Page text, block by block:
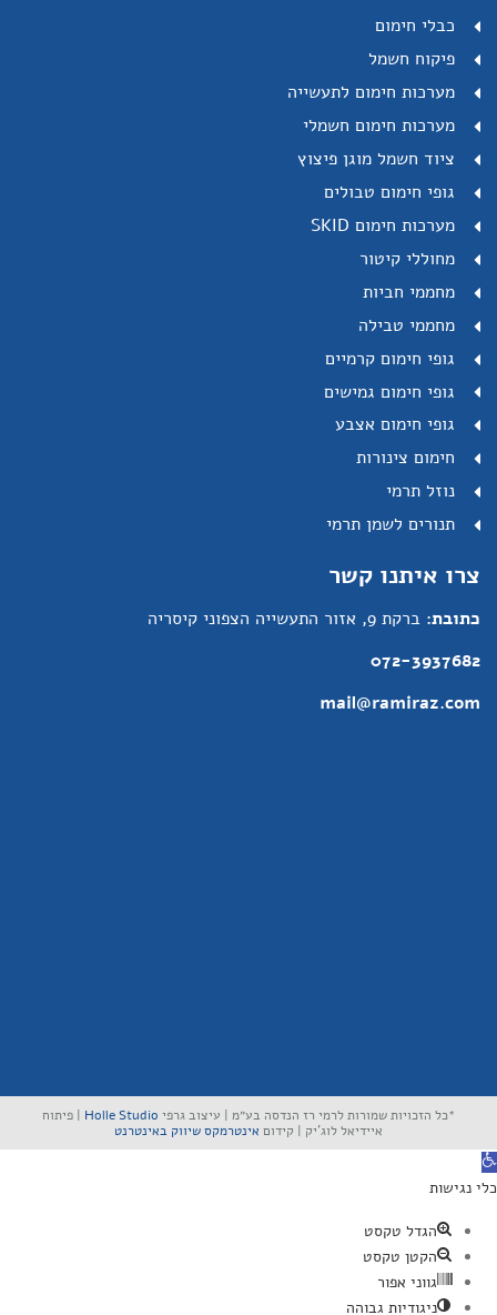
כבלי חימום
פיקוח חשמל
מערכות חימום לתעשייה
מערכות חימום חשמלי
ציוד חשמל מוגן פיצוץ
גופי חימום טבולים
מערכות חימום SKID
מחוללי קיטור
מחממי חביות
מחממי טבילה
גופי חימום קרמיים
גופי חימום גמישים
גופי חימום אצבע
חימום צינורות
נוזל תרמי
תנורים לשמן תרמי
צרו איתנו קשר
כתובת: ברקת 9, אזור התעשייה הצפוני קיסריה
072-3937682
mail@ramiraz.com
*כל הזכויות שמורות לרמי רז הנדסה בע״מ | עיצוב גרפי Holle Studio | פיתוח
איידיאל לוג'יק | קידום אינטרמקס שיווק באינטרנט
פתח סרגל נגישות
כלי נגישות
הגדל טקסט
הקטן טקסט
גווני אפור
ניגודיות גבוהה